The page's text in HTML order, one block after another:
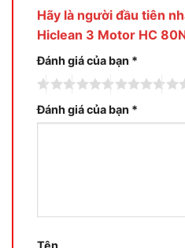
Hãy là người đầu tiên
Hiclean 3 Motor HC
Đánh giá của bạn *
Đánh giá của bạn *